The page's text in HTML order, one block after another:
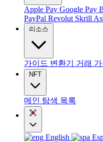
Apple Pay Google Pay
PayPal Revolut Skrill
리소스
가이드 변환기 거래
NFT
메인 탐색 목록
English